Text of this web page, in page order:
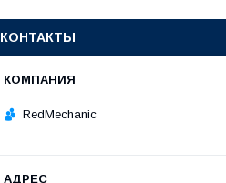
КОНТАКТЫ
RedMechanic